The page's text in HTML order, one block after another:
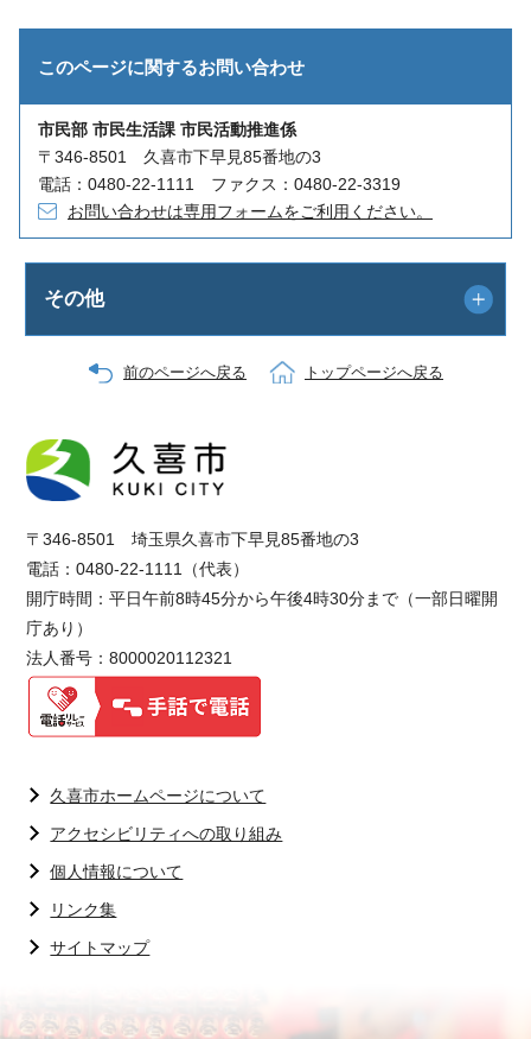
このページに関するお問い合わせ
市民部 市民生活課 市民活動推進係
〒346-8501 久喜市下早見85番地の3
電話：0480-22-1111 ファクス：0480-22-3319
お問い合わせは専用フォームをご利用ください。
その他
前のページへ戻る トップページへ戻る
〒346-8501 埼玉県久喜市下早見85番地の3
電話：0480-22-1111（代表）
開庁時間：平日午前8時45分から午後4時30分まで（一部日曜開
庁あり）
法人番号：8000020112321
久喜市ホームページについて
アクセシビリティへの取り組み
個人情報について
リンク集
サイトマップ